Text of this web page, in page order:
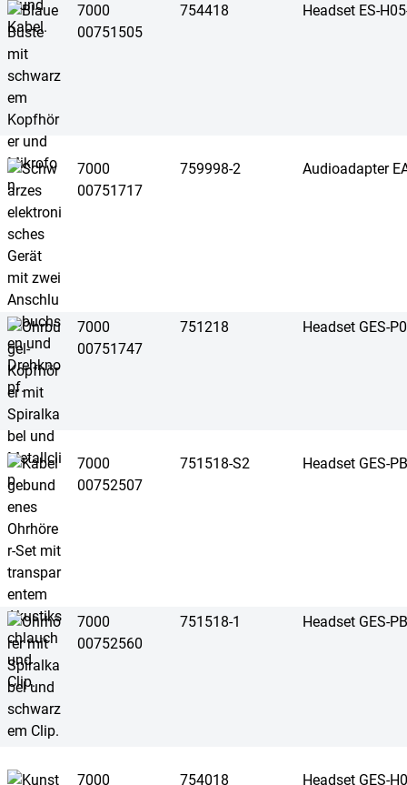
7000
00751505
754418 Headset ES-
7000
00751717
759998-2 Audioadapter
7000
00751747
751218 Headset GES-
7000
00752507
751518-S2 Headset GES-
7000
00752560
751518-1 Headset GES-
7000
754018 Headset GES-